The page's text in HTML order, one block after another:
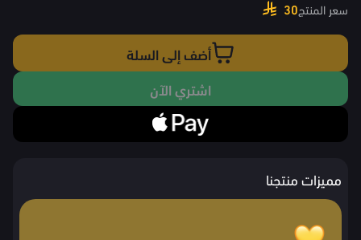
سعر المنتج30
أضف إلى السلة
اشتري الآن
مميزات منتجنا